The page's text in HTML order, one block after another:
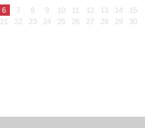
6 7 8 9 10 11 12 13 14
15
21 22 23 24 25 26 27 28 29
30